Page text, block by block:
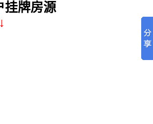
挂牌房源